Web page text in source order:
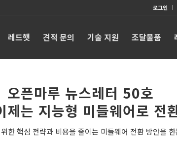
로그인
레드햇 견적 문의 기술 지원 조달물품
오픈마루 뉴스레터 50호
는 지능형 미들웨어로 전
한 핵심 전략과 비용을 줄이는 미들웨어 전환 방안을